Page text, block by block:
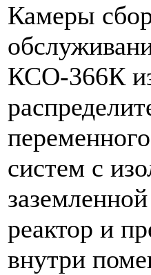
Камеры
КСО-366К
систем с
реактор и
внутри